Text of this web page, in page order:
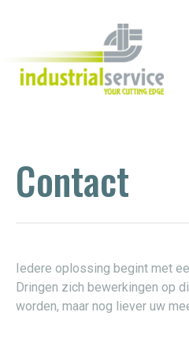
Contact
Iedere oplossing begint met
Dringen zich bewerkingen op
worden, maar nog liever uw